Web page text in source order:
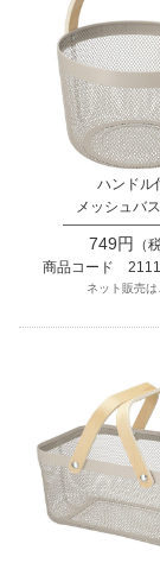
ハンドル
メッシュバ
749円
（
商品コード
ネット販売は